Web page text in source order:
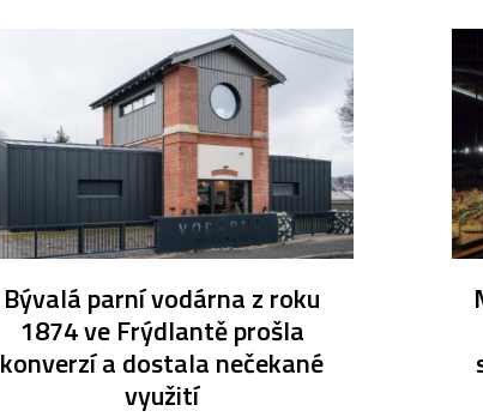
Bývalá parní vodárna z roku
1874 ve Frýdlantě prošla
konverzí a dostala nečekané
využití